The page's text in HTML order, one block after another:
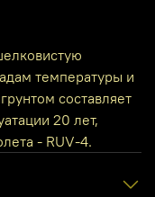
температуры и
составляет
20 лет,
- RUV-4.